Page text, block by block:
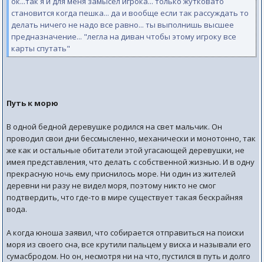
становится когда пешка... да и вообще если так рассуждать то
делать ничего не надо все равно... ты выполнишь высшее
предназначение... "легла на диван чтобы этому игроку все
карты спутать"
Путь к морю
В одной бедной деревушке родился на свет мальчик. Он
проводил свои дни бессмысленно, механически и монотонно, так
же как и остальные обитатели этой угасающей деревушки, не
имея представления, что делать с собственной жизнью. И в одну
прекрасную ночь ему приснилось море. Ни один из жителей
деревни ни разу не видел моря, поэтому никто не смог
подтвердить, что где-то в мире существует такая бескрайняя
вода.
А когда юноша заявил, что собирается отправиться на поиски
моря из своего сна, все крутили пальцем у виска и называли его
сумасбродом. Но он, несмотря ни на что, пустился в путь и долго